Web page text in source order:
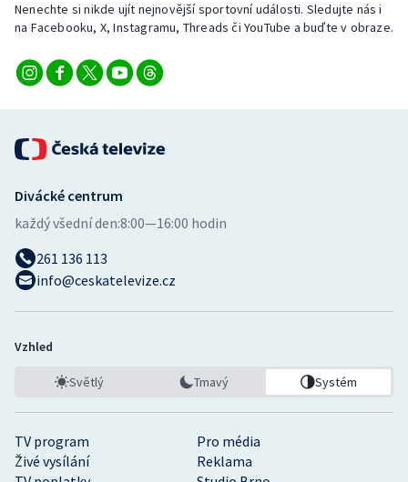
Nenechte si nikde ujít nejnovější sportovní události. Sledujte nás i
na Facebooku, X, Instagramu, Threads či YouTube a buďte v obraze.
TV program
Pro média
Živé vysílání
Reklama
Divácké centrum
každý všední den:8:00—16:00 hodin
261 136 113
info@ceskatelevize.cz
Vzhled
Světlý Tmavý Systém